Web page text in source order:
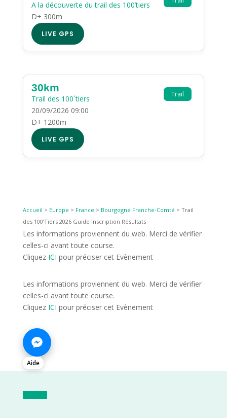
A la découverte du trail des 100’tiers
D+ 300m
LIVE GPS
Trail
30km
Trail des 100´tiers
20/09/2026 09:00
D+ 1200m
LIVE GPS
Accueil > Europe > France > Bourgogne Franche-Comté > Trail
des 100’Tiers 2026 Guide Inscription Résultats
Les informations proviennent du web. Merci de vérifier
celles-ci avant toute course.
Cliquez ICI pour préciser cet Evènement
Les informations proviennent du web. Merci de vérifier
celles-ci avant toute course.
Cliquez ICI pour préciser cet Evènement
Aide